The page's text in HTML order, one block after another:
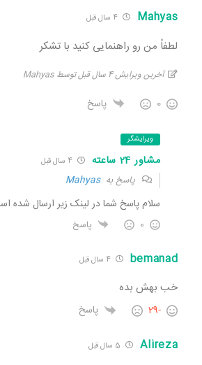
Mahyas
لطفاً من رو راهنمایی کنید با تشکر
آخرین ویرایش 4 سال قبل توسط Mahyas
0 پاسخ
ویرایشگر
مشاور 24 ساعته 4 سال قبل
پاسخ بهMahyas
سلام پاسخ شما در لینک زیر ارسال شده
0 پاسخ
bemanad 4 سال قبل
خب بهش بده
-29 پاسخ
Alireza